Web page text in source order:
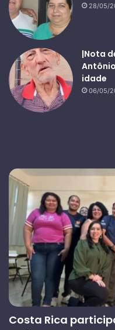
28/05/
|Nota
idade
06/05/
Costa Rica